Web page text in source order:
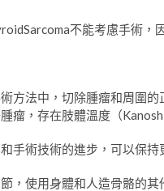
不能考慮手術，
方法中，切除腫瘤和周圍
瘤，存在肢體溫度（
手術技術的進步，可以保
，使用身體和人造骨骼的